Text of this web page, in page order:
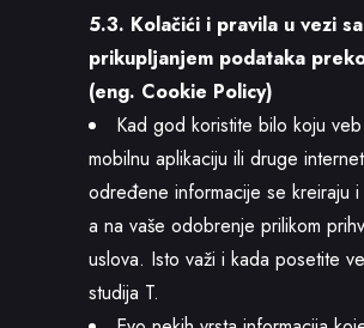
5.3. Kolačići i pravila u vezi sa
prikupljanjem podataka
(eng. Cookie Policy)
Kad god koristite bilo koju
mobilnu aplikaciju ili druge
određene informacije se kreiraju i
a na vaše odobrenje prilikom
uslova. Isto važi i kada posetite
studija T.